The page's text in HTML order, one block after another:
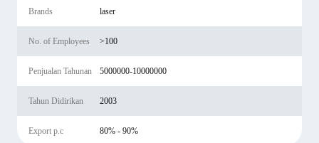
Brands laser
No. of Employees >100
Penjualan Tahunan 5000000-10000000
Tahun Didirikan 2003
Export p.c 80% - 90%